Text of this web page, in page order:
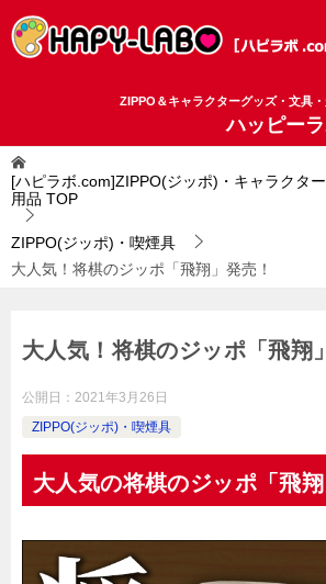
ZIPPO＆キャラクターグッズ・文具
ハッピー
[ハピラボ.com]ZIPPO(ジッポ)・キャラクタ
用品 TOP
ZIPPO(ジッポ)・喫煙具
大人気！将棋のジッポ「飛翔」発売！
大人気！将棋のジッポ「飛翔
公開日： 2021年3月26日
ZIPPO(ジッポ)・喫煙具
大人気の将棋のジッポ「飛翔